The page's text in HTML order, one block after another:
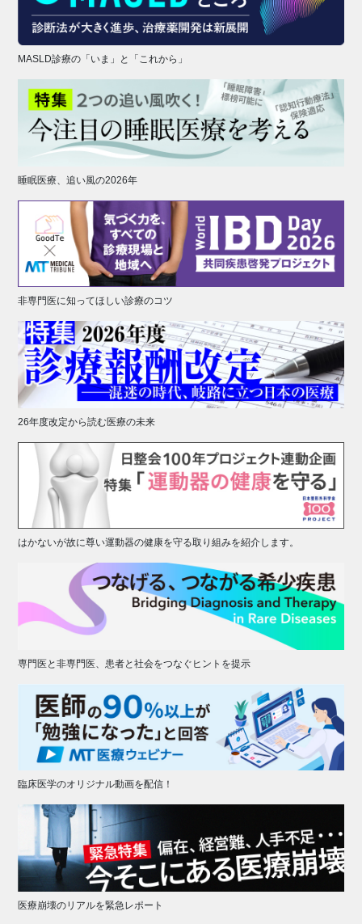
MASLD診療の「いま」と「これから」
睡眠医療、追い風の2026年
非専門医に知ってほしい診療のコツ
26年度改定から読む医療の未来
はかないが故に尊い運動器の健康を守る取り組みを紹介します。
専門医と非専門医、患者と社会をつなぐヒントを提示
臨床医学のオリジナル動画を配信！
医療崩壊のリアルを緊急レポート